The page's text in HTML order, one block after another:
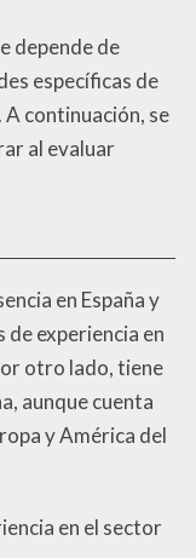
depende de
específicas de
continuación, se
al evaluar
en España y
de experiencia en
otro lado, tiene
aunque cuenta
y América del
en el sector